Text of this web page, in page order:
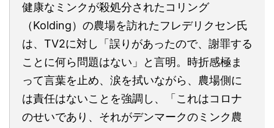
健康なミンクが殺処分されたコリング
（Kolding）の農場を訪れたフレデリクセン氏
は、TV2に対し「誤りがあったので、謝罪する
ことに何ら問題はない」と言明。時折感極ま
って言葉を止め、涙を拭いながら、農場側に
は責任はないことを強調し、「これはコロナ
のせいであり、それがデンマークのミンク農